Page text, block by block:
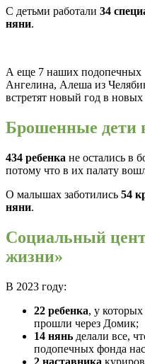
С детьми работали 34
няни.
А еще 7 наших
Ангелина, Алеша из
встретят новый год в
Брошенные дети
434 ребенка не остались в
потому что в их палату
О малышах заботились 54
няни.
Социальный
жизни»
В 2023 году:
22 ребенка, у
прошли через Домик;
14 нянь делали все,
подопечных фонда
2 наставника